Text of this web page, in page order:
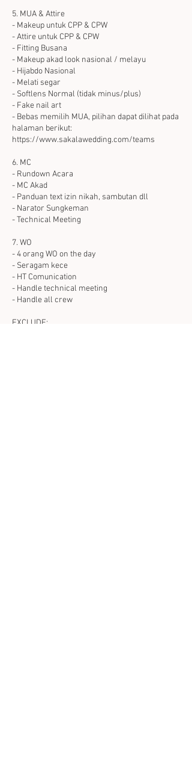
5. MUA & Attire
- Makeup untuk CPP & CPW
- Attire untuk CPP & CPW
- Fitting Busana
- Makeup akad look nasional / melayu
- Hijabdo Nasional
- Melati segar
- Softlens Normal (tidak minus/plus)
- Fake nail art
- Bebas memilih MUA, pilihan dapat dilihat pada
halaman berikut:
https://www.sakalawedding.com/teams
6. MC
- Rundown Acara
- MC Akad
- Panduan text izin nikah, sambutan dll
- Narator Sungkeman
- Technical Meeting
7. WO
- 4 orang WO on the day
- Seragam kece
- HT Comunication
- Handle technical meeting
- Handle all crew
EXCLUDE: